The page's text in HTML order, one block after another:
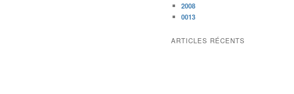
2008
0013
ARTICLES RÉCENTS